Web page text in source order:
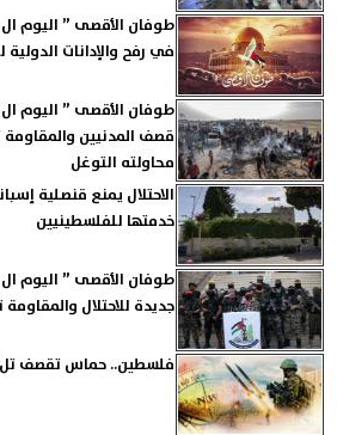
في رفح والإدانات الدولية
قصف المدنيين والمقاومة
محاولته التوغل
الاحتلال يمنع قنصلية
خدمتها للفلسطينيين
جديدة للاحتلال
فلسطين.. حماس تقصف تل